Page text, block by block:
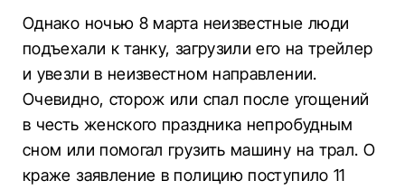
Однако ночью 8 марта неизвестные люди
подъехали к танку, загрузили его на трейлер
и увезли в неизвестном направлении.
Очевидно, сторож или спал после угощений
в честь женского праздника непробудным
сном или помогал грузить машину на трал. О
краже заявление в полицию поступило 11